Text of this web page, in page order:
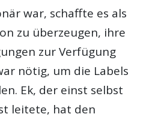
war, schaffte es als
zu überzeugen, ihre
zur Verfügung
nötig, um die Labels
Ek, der einst selbst
leitete, hat den